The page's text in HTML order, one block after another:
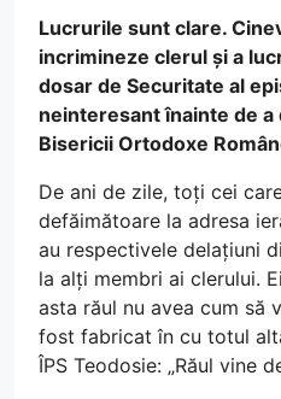
Lucrurile sunt clare.
incrimineze clerul și a
dosar de Securitate al
neinteresant înainte de
Bisericii Ortodoxe
De ani de zile, toți cei
defăimătoare la adresa
au respectivele delațiuni
la alți membri ai clerului.
asta răul nu avea cum să
fost fabricat în cu totul
ÎPS Teodosie: „Răul vine